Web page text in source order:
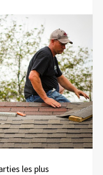
les plus